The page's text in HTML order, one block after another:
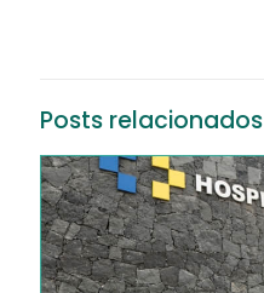
Posts relacionados